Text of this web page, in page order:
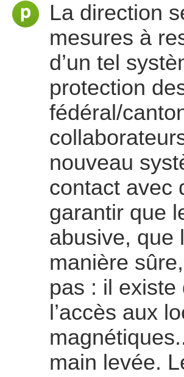
La direction
mesures à
d’un tel
protection
fédéral/
nouveau
contact avec
garantir que
abusive, que
manière
pas : il
l’accès aux
main levée.